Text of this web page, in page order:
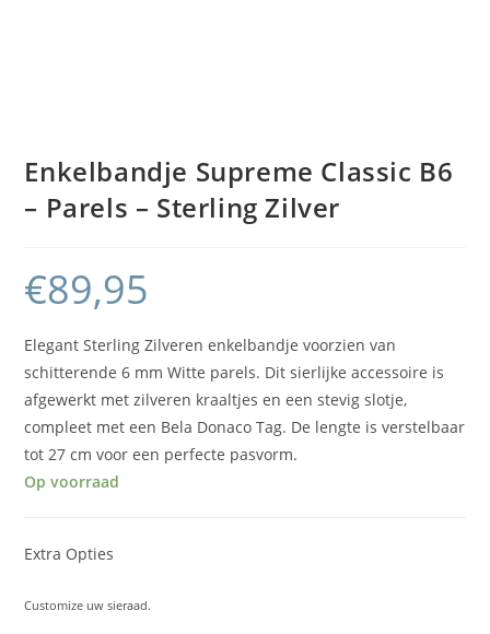
Enkelbandje Supreme Classic B6
– Parels – Sterling Zilver
€89,95
Elegant Sterling Zilveren enkelbandje voorzien van
schitterende 6 mm Witte parels. Dit sierlijke accessoire is
afgewerkt met zilveren kraaltjes en een stevig slotje,
compleet met een Bela Donaco Tag. De lengte is verstelbaar
tot 27 cm voor een perfecte pasvorm.
Op voorraad
Extra Opties
Customize uw sieraad.